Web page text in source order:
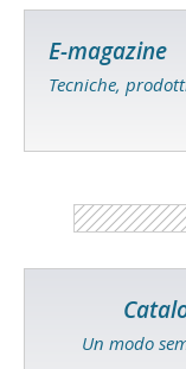
E-magazine
Tecniche,
Un modo